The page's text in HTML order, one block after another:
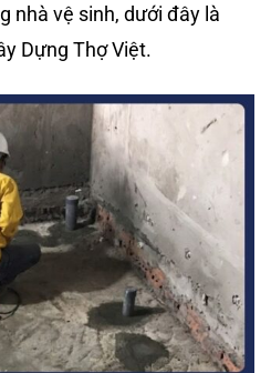
nhà vệ sinh, dưới đây là
Dựng Thợ Việt.